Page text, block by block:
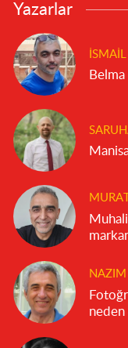
Yazarlar
Belma
NAZIM
neden